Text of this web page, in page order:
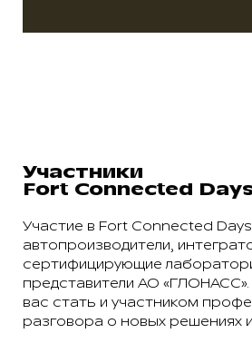
Участники
Fort Connected
Участие в Fort Connected
автопроизводители,
сертифицирующие
представители АО
вас стать и участником
разговора о новых решениях